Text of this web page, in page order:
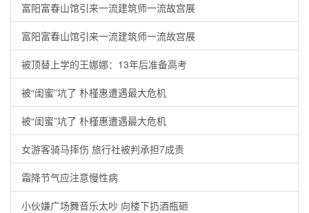
富阳富春山馆引来一流建筑师一流故宫展
富阳富春山馆引来一流建筑师一流故宫展
被顶替上学的王娜娜：13年后准备高考
被“闺蜜”坑了 朴槿惠遭遇最大危机
被“闺蜜”坑了 朴槿惠遭遇最大危机
女游客骑马摔伤 旅行社被判承担7成责
霜降节气应注意慢性病
小伙嫌广场舞音乐太吵 向楼下扔酒瓶砸